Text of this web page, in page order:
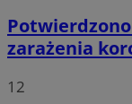
zarażenia
12